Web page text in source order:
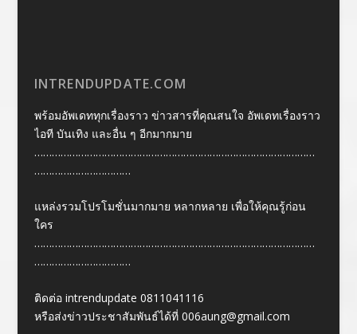
INTRENDUPDATE.COM
พร้อมอัพเดททุกเรื่องราว ข่าวสารที่คุณสนใจ อัพเดทเรื่องราว
ไอที บันเทิง และอื่น ๆ อีกมากมาย
……………………………………………………………………………………
……………………………
แหล่งรวมโปรโมชั่นมากมาย หลากหลาย เพื่อให้คุณรู้ก่อน
ใคร
……………………………………………………………………………………
……………………………
ติดต่อ intrendupdate 0811041116
หรือส่งข่าวประชาสัมพันธ์ได้ที่ 006aung@gmail.com